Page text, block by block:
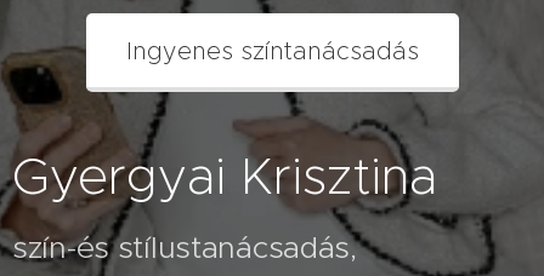
Ingyenes színtanácsadás
Gyergyai Krisztina
szín-és stílustanácsadás,